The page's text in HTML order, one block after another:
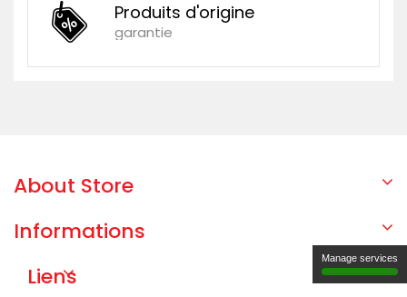
Produits d'origine
garantie
About Store
Informations
Liens
Manage services